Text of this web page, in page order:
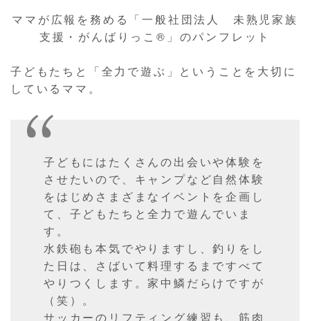
ママが広報を務める「一般社団法人 未熟児家族
支援・がんばりっこ®︎」のパンフレット
子どもたちと「全力で遊ぶ」ということを大切に
しているママ。
子どもにはたくさんの出会いや体験を
させたいので、キャンプなど自然体験
をはじめさまざまなイベントを企画し
て、子どもたちと全力で遊んでいま
す。
水鉄砲も本気でやりますし、釣りをし
た日は、さばいて料理するまですべて
やりつくします。家中鱗だらけですが
（笑）。
サッカーのリフティング練習も、筋肉